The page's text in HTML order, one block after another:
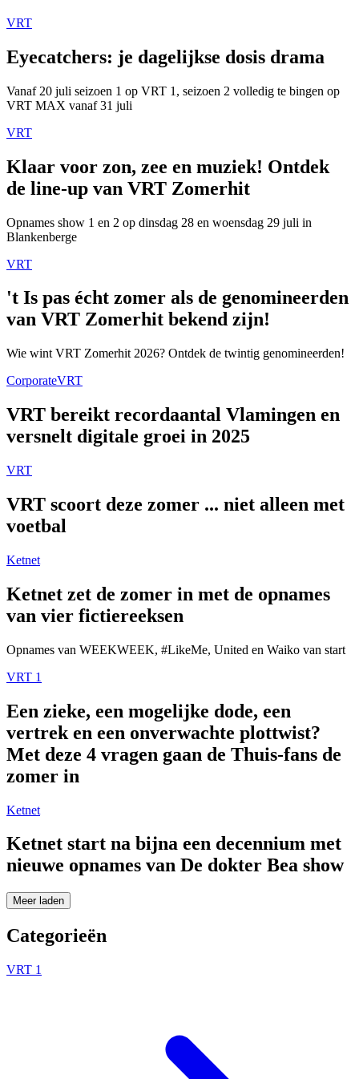
VRT
Eyecatchers: je dagelijkse dosis drama
Vanaf 20 juli seizoen 1 op VRT 1, seizoen 2 volledig te bingen op
VRT MAX vanaf 31 juli
VRT
Klaar voor zon, zee en muziek! Ontdek
de line-up van VRT Zomerhit
Opnames show 1 en 2 op dinsdag 28 en woensdag 29 juli in
Blankenberge
VRT
't Is pas écht zomer als de genomineerden
van VRT Zomerhit bekend zijn!
Wie wint VRT Zomerhit 2026? Ontdek de twintig genomineerden!
CorporateVRT
VRT bereikt recordaantal Vlamingen en
versnelt digitale groei in 2025
VRT
VRT scoort deze zomer ... niet alleen met
voetbal
Ketnet
Ketnet zet de zomer in met de opnames
van vier fictiereeksen
Opnames van WEEKWEEK, #LikeMe, United en Waiko van start
VRT 1
Een zieke, een mogelijke dode, een
vertrek en een onverwachte plottwist?
Met deze 4 vragen gaan de Thuis-fans de
zomer in
Ketnet
Ketnet start na bijna een decennium met
nieuwe opnames van De dokter Bea show
Meer laden
Categorieën
VRT 1